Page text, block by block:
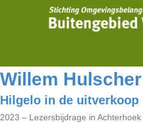
Willem Hulscher
Hilgelo in de uitverkoop
2023 – Lezersbijdrage in